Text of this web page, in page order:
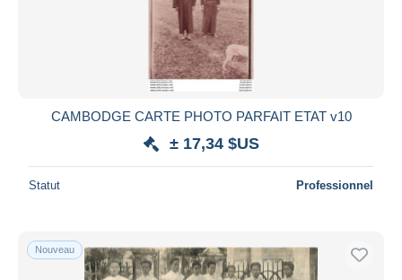
CAMBODGE CARTE PHOTO PARFAIT ETAT v10
± 17,34 $US
Statut Professionnel
Nouveau